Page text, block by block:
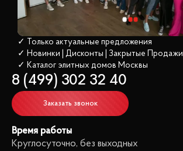
✓ Только актуальные предложения
✓ Новинки | Дисконты | Закрытые Продажи
✓ Каталог элитных домов Москвы
8 (499) 302 32 40
Заказать звонок
Время работы
Круглосуточно, без выходных